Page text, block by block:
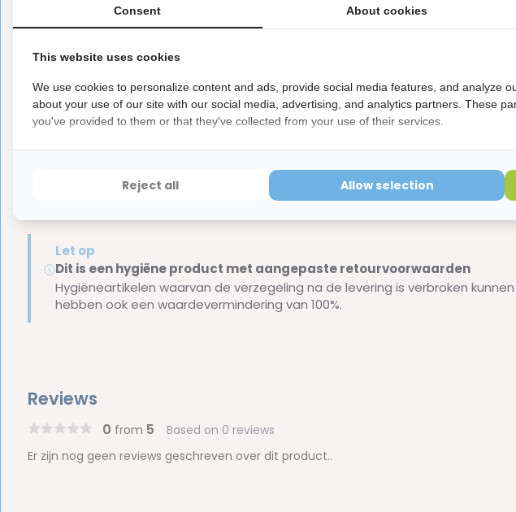
Splijten en breken niet.
Bevattengeen metaaldraad.
Ook geschikt voor mensen met gevoelige tanden.
In een mooie voordeelverpakking van 50 stuks.
Inhoud van de verpakking
Inclusief handig en hygiënisch reisdoosje voor onderweg.
ⓘ
Let op
Dit is een hygiëne product met aangepaste retourvoorwaarden
Hygiëneartikelen waarvan de verzegeling na de levering is verbroken
hebben ook een waardevermindering van 100%.
Reviews
0 from 5 Based on 0 reviews
Er zijn nog geen reviews geschreven over dit product..
Consent About cookies
This website uses cookies
We use cookies to personalize content and ads, provide social media features, and analyze
about your use of our site with our social media, advertising, and analytics partners. These
you've provided to them or that they've collected from your use of their services.
Reject all Allow selection